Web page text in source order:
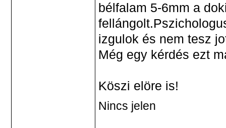
bélfalam 5-6mm a
izgulok és nem tesz
Még egy kérdés ezt
Köszi elöre is!
Nincs jelen